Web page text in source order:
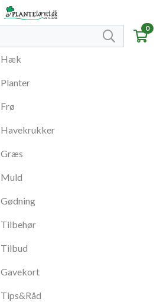
0
Hæk
Planter
Frø
Havekrukker
Græs
Muld
Gødning
Tilbehør
Tilbud
Gavekort
Tips&Råd